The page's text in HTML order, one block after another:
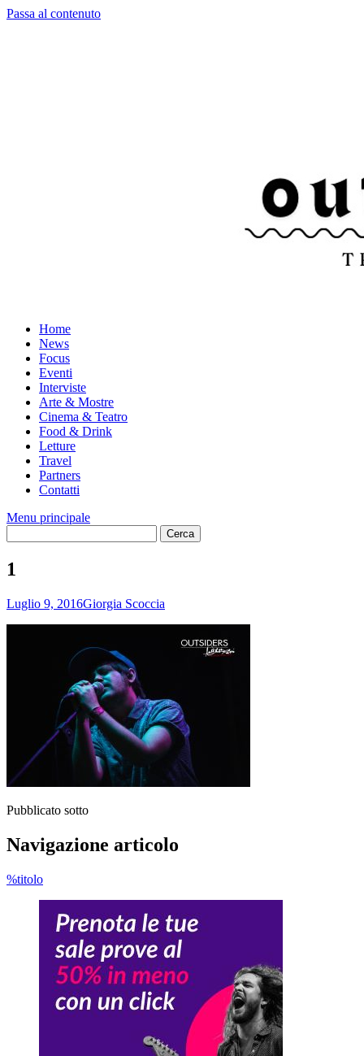
Passa al contenuto
Home
News
Focus
Eventi
Interviste
Arte & Mostre
Cinema & Teatro
Food & Drink
Letture
Travel
Partners
Contatti
Menu principale
1
Luglio 9, 2016Giorgia Scoccia
Pubblicato sotto
Navigazione articolo
%titolo